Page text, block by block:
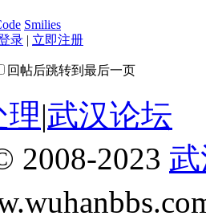
Smilies
录 | 立即注册
回帖后跳转到最后一页
理|武汉论坛
2008-2023